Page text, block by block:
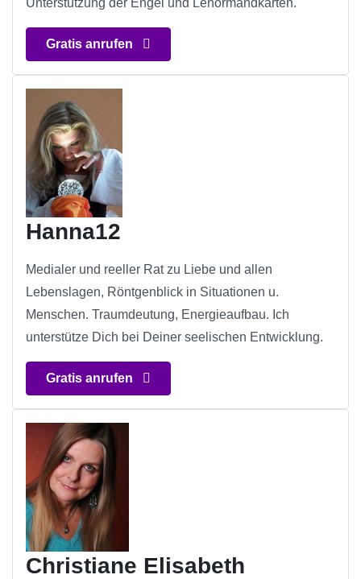
Unterstützung der Engel und Lenormandkarten.
Gratis anrufen
Hanna12
Medialer und reeller Rat zu Liebe und allen
Lebenslagen, Röntgenblick in Situationen u.
Menschen. Traumdeutung, Energieaufbau. Ich
unterstütze Dich bei Deiner seelischen Entwicklung.
Gratis anrufen
Christiane Elisabeth